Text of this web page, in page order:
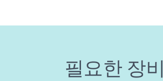
필요한 장비